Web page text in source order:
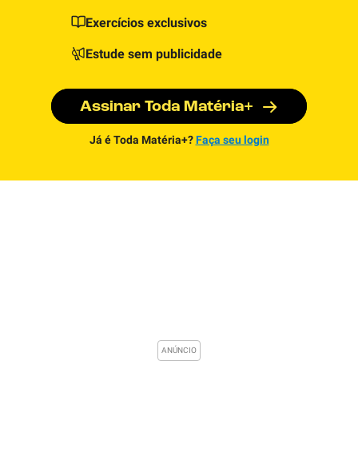
Exercícios exclusivos
Estude sem publicidade
Assinar Toda Matéria+
Já é Toda Matéria+? Faça seu login